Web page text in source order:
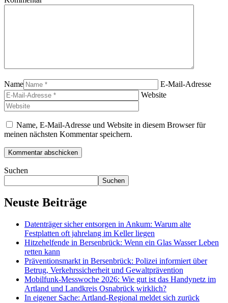
Name
E-Mail-Adresse
Website
Name, E-Mail-Adresse und Website in diesem Browser für
meinen nächsten Kommentar speichern.
Suchen
Suchen
Neuste Beiträge
Datenträger sicher entsorgen in Ankum: Warum alte
Festplatten oft jahrelang im Keller liegen
Hitzehelfende in Bersenbrück: Wenn ein Glas Wasser Leben
retten kann
Präventionsmarkt in Bersenbrück: Polizei informiert über
Betrug, Verkehrssicherheit und Gewaltprävention
Mobilfunk-Messwoche 2026: Wie gut ist das Handynetz im
Artland und Landkreis Osnabrück wirklich?
In eigener Sache: Artland-Regional meldet sich zurück